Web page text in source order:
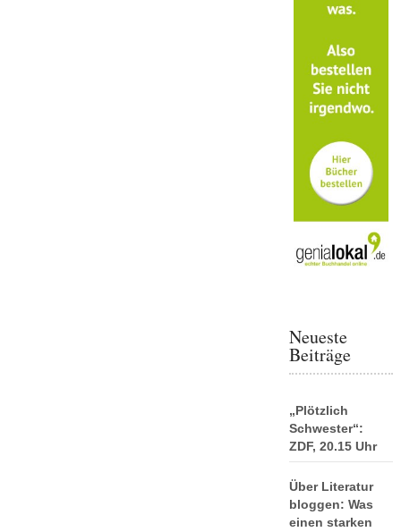
Neueste
Beiträge
„Plötzlich
Schwester“:
ZDF, 20.15 Uhr
Über Literatur
bloggen: Was
einen starken